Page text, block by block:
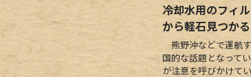
冷却水用のフィ
から軽石見つかる
熊野沖などで運航
国的な話題となって
が注意を呼びかけて